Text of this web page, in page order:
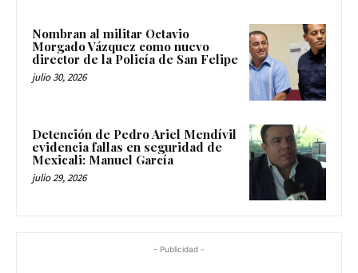
Nombran al militar Octavio
Morgado Vázquez como nuevo
director de la Policía de San Felipe
julio 30, 2026
Detención de Pedro Ariel Mendívil
evidencia fallas en seguridad de
Mexicali: Manuel García
julio 29, 2026
- Publicidad -